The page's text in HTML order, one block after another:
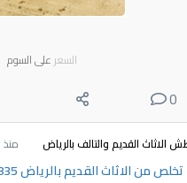
السعر على السوم
0
الاثاث القديم والتالف بالرياض منذ 11 ساعة
من الاثاث القديم بالرياض 0550437835